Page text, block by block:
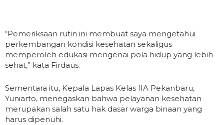
“Pemeriksaan rutin ini membuat saya mengetahui
perkembangan kondisi kesehatan sekaligus
memperoleh edukasi mengenai pola hidup yang lebih
sehat,” kata Firdaus.
Sementara itu, Kepala Lapas Kelas IIA Pekanbaru,
Yuniarto, menegaskan bahwa pelayanan kesehatan
merupakan salah satu hak dasar warga binaan yang
harus dipenuhi.